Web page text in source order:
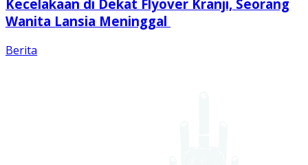
Kecelakaan di Dekat Flyover Kranji, Seorang
Wanita Lansia Meninggal
Berita